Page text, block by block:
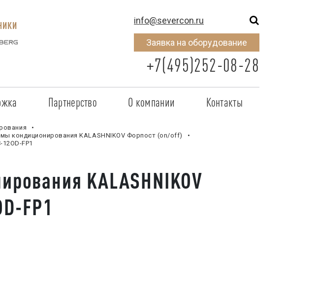
info@severcon.ru
Заявка на оборудование
+7(495)252-08-28
объекта
Energolux
поддержка
Партнерство
Проверить сертификат
О компании
Карьера
Контакты
кондиционирования KALASHNIKOV Форпост (on/off)
FP1
KALASHNIKOV
FP1